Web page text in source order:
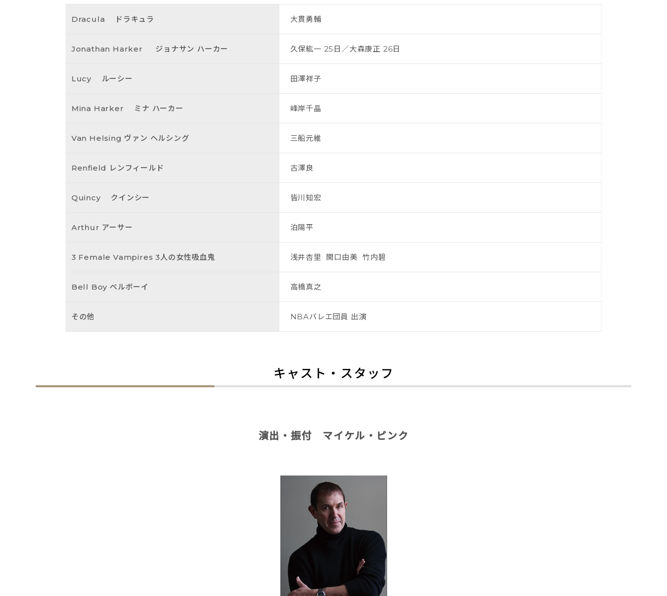
Dracula ドラキュラ 大貫勇輔
Jonathan Harker ジョナサン ハーカー 久保紘一 25日／大森康正 26日
Lucy ルーシー 田澤祥子
Mina Harker ミナ ハーカー 峰岸千晶
Van Helsing ヴァン ヘルシング 三船元維
Renfield レンフィールド 古澤良
Quincy クインシー 皆川知宏
Arthur アーサー 泊陽平
3 Female Vampires 3人の女性吸血鬼 浅井杏里 関口由美 竹内碧
Bell Boy ベルボーイ 高橋真之
その他 NBAバレエ団員 出演
キャスト・スタッフ
演出・振付　マイケル・ピンク